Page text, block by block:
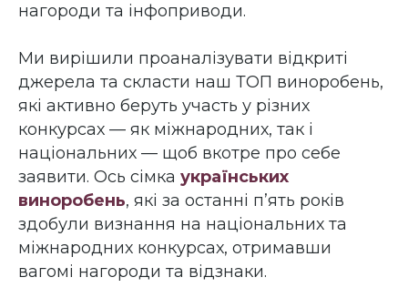
нагороди та інфоприводи.
Ми вирішили проаналізувати відкриті
джерела та скласти наш ТОП виноробень,
які активно беруть участь у різних
конкурсах — як міжнародних, так і
національних — щоб вкотре про себе
заявити. Ось сімка українських
виноробень, які за останні п’ять років
здобули визнання на національних та
міжнародних конкурсах, отримавши
вагомі нагороди та відзнаки.